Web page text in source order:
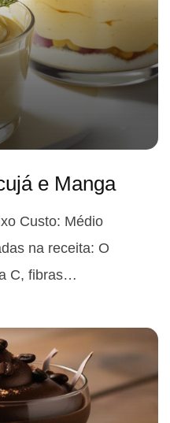
e Manga
Custo: Médio
na receita: O
C, fibras…